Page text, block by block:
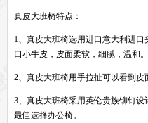
真皮大班椅特点：
1、真皮大班椅选用进口意大利进
口小牛皮，皮面柔软，细腻，温和。
2、真皮大班椅用手拉扯可以看到皮
3、真皮大班椅采用英伦贵族铆钉
最佳选择办公椅。